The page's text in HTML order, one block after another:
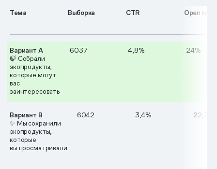
Тема Выборка CTR Open rate
Вариант А
🍃 Собрали
экопродукты,
которые могут
вас
заинтересовать
6037 4,8% 24%
Вариант B
✨ Мы сохранили
экопродукты,
которые
вы просматривали
6042 3,4% 22,7%